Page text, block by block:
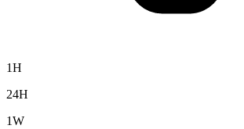
1H
24H
1W